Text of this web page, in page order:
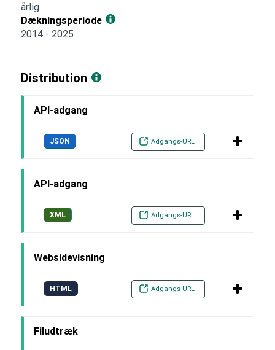
årlig
Dækningsperiode
2014 - 2025
Distribution
API-adgang
JSON Adgangs-URL
API-adgang
XML Adgangs-URL
Websidevisning
HTML Adgangs-URL
Filudtræk